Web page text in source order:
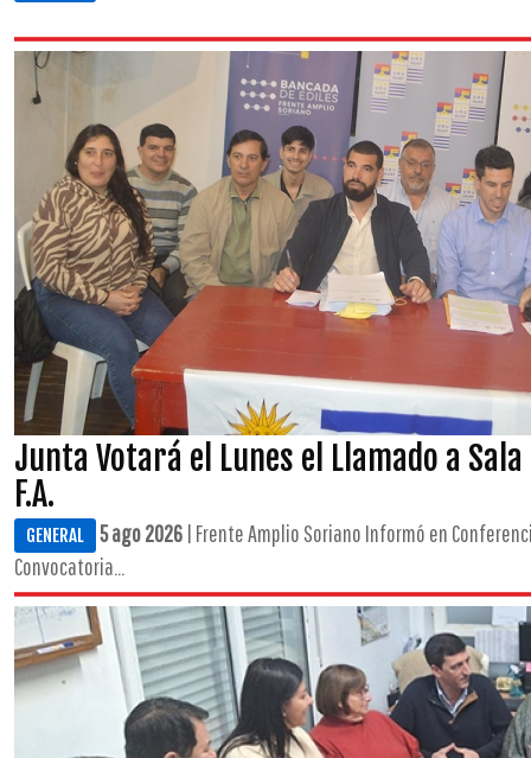
Junta Votará el Lunes el Llamado a
F.A.
GENERAL 5 ago 2026 | Frente Amplio Soriano Informó en
Convocatoria...